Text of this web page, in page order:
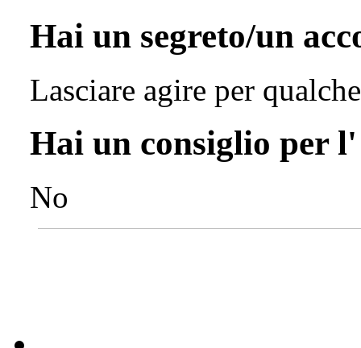
Hai un segreto/un
Lasciare agire per
Hai un consiglio per
No